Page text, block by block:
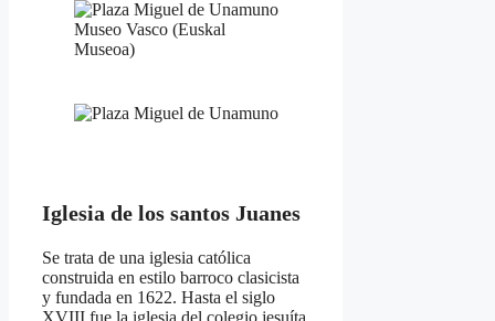
Museo Vasco (Euskal
Museoa)
Iglesia de los santos Juanes
Se trata de una iglesia católica
construida en estilo barroco clasicista
y fundada en 1622. Hasta el siglo